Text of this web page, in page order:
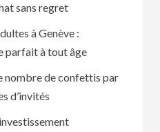
sans regret
à Genève :
parfait à tout âge
nombre de confettis par
d’invités